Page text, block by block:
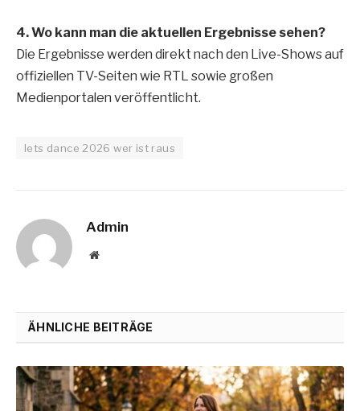
4. Wo kann man die aktuellen Ergebnisse sehen?
Die Ergebnisse werden direkt nach den Live-Shows auf
offiziellen TV-Seiten wie RTL sowie großen
Medienportalen veröffentlicht.
lets dance 2026 wer ist raus
Admin
Website
ÄHNLICHE BEITRÄGE